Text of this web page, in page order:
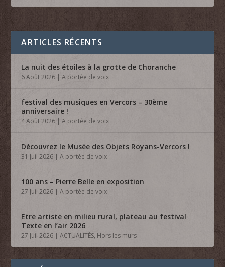
ARTICLES RÉCENTS
La nuit des étoiles à la grotte de Choranche
6 Août 2026 |A portée de voix
festival des musiques en Vercors – 30ème
anniversaire !
4 Août 2026 |A portée de voix
Découvrez le Musée des Objets Royans-Vercors !
31 Juil 2026 |A portée de voix
100 ans – Pierre Belle en exposition
27 Juil 2026 |A portée de voix
Etre artiste en milieu rural, plateau au festival
Texte en l’air 2026
27 Juil 2026 |ACTUALITÉS, Hors les murs